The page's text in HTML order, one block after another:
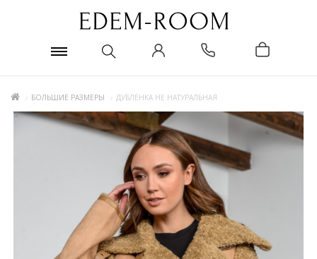
БОЛЬШИЕ РАЗМЕРЫ ДУБЛЁНКА НЕ НАТУРАЛЬНАЯ